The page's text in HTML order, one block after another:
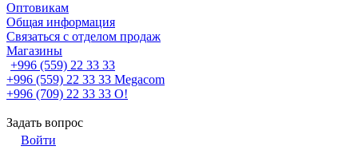
Оптовикам
Общая информация
Связаться с отделом продаж
Магазины
+996 (559) 22 33 33
+996 (559) 22 33 33 Megacom
+996 (709) 22 33 33 O!
Задать вопрос
Войти